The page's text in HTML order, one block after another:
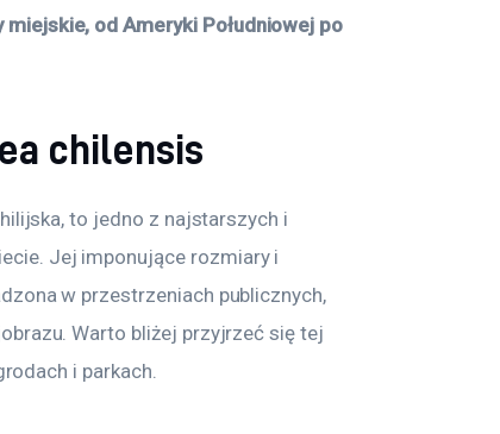
od Ameryki Południowej po
chilensis
to jedno z najstarszych i
Jej imponujące rozmiary i
w przestrzeniach publicznych,
Warto bliżej przyjrzeć się tej
i parkach.